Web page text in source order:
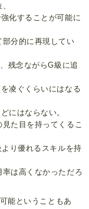
化することが可能に
部分的に再現してい
残念ながらG級に追
凌ぐくらいにはなる
にはならない。
た目を持ってくるこ
り優れるスキルを持
は高くなかっただろ
能ということもあ